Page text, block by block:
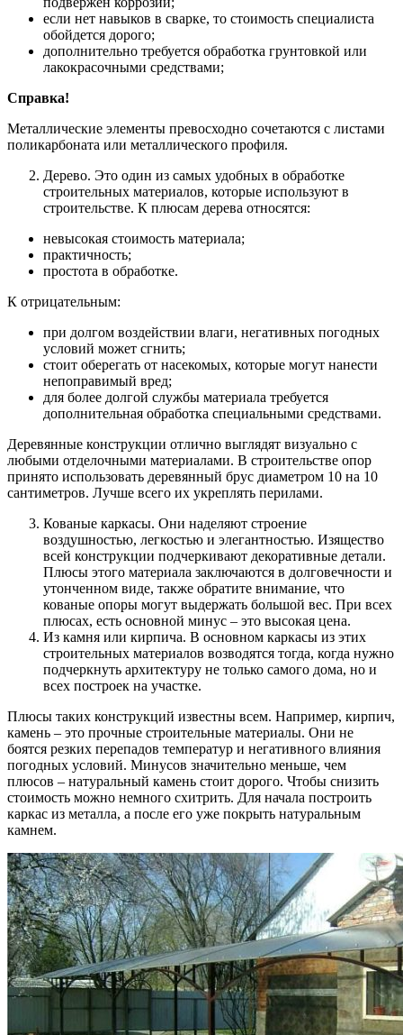
если нет навыков в сварке, то стоимость специалиста
обойдется дорого;
дополнительно требуется обработка грунтовкой или
лакокрасочными средствами;
Справка!
Металлические элементы превосходно сочетаются с листами
поликарбоната или металлического профиля.
Дерево. Это один из самых удобных в обработке
строительных материалов, которые используют в
строительстве. К плюсам дерева относятся:
невысокая стоимость материала;
практичность;
простота в обработке.
К отрицательным:
при долгом воздействии влаги, негативных погодных
условий может сгнить;
стоит оберегать от насекомых, которые могут нанести
непоправимый вред;
для более долгой службы материала требуется
дополнительная обработка специальными средствами.
Деревянные конструкции отлично выглядят визуально с
любыми отделочными материалами. В строительстве опор
принято использовать деревянный брус диаметром 10 на 10
сантиметров. Лучше всего их укреплять перилами.
Кованые каркасы. Они наделяют строение
воздушностью, легкостью и элегантностью. Изящество
всей конструкции подчеркивают декоративные детали.
Плюсы этого материала заключаются в долговечности и
утонченном виде, также обратите внимание, что
кованые опоры могут выдержать большой вес. При всех
плюсах, есть основной минус – это высокая цена.
Из камня или кирпича. В основном каркасы из этих
строительных материалов возводятся тогда, когда нужно
подчеркнуть архитектуру не только самого дома, но и
всех построек на участке.
Плюсы таких конструкций известны всем. Например, кирпич,
камень – это прочные строительные материалы. Они не
боятся резких перепадов температур и негативного влияния
погодных условий. Минусов значительно меньше, чем
плюсов – натуральный камень стоит дорого. Чтобы снизить
стоимость можно немного схитрить. Для начала построить
каркас из металла, а после его уже покрыть натуральным
камнем.